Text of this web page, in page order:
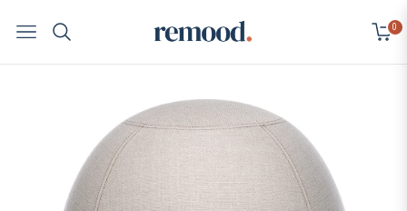
Navigation Cart
0